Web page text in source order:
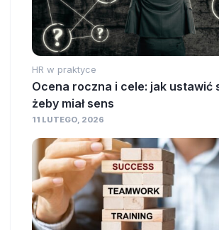
HR w praktyce
Ocena roczna i cele: jak ustawić
żeby miał sens
11 LUTEGO, 2026